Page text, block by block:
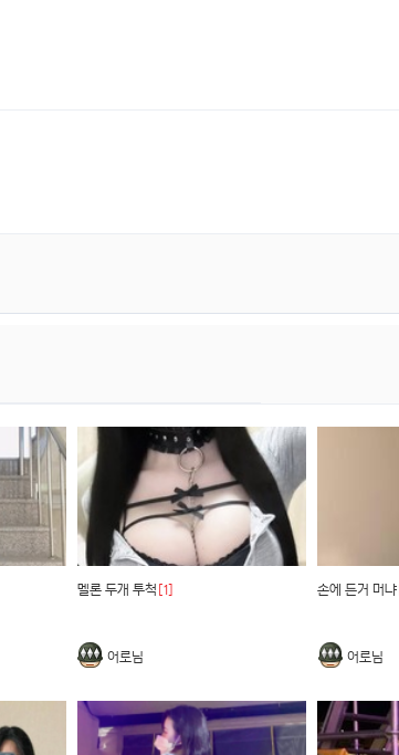
멜론 두개 투척 [1]
어로님
손에 든거 머냐
어로님